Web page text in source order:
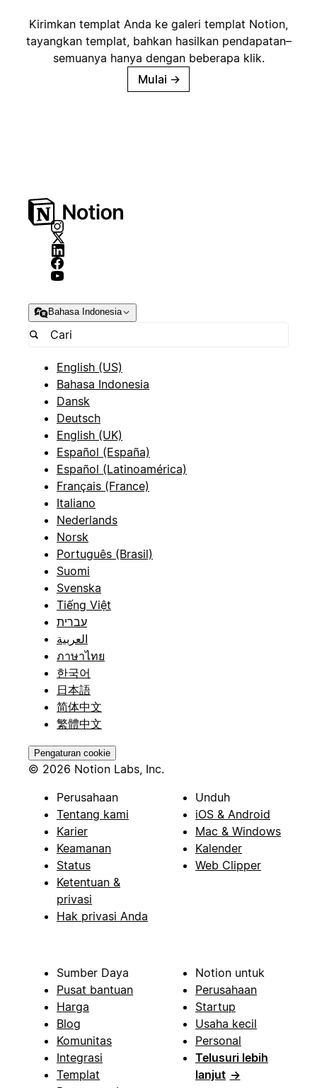
Kirimkan templat Anda ke galeri templat Notion,
tayangkan templat, bahkan hasilkan pendapatan–
semuanya hanya dengan beberapa klik.
Mulai →
Bahasa Indonesia
English (US)
Bahasa Indonesia
Dansk
Deutsch
English (UK)
Español (España)
Español (Latinoamérica)
Français (France)
Italiano
Nederlands
Norsk
Português (Brasil)
Suomi
Svenska
Tiếng Việt
עברית
العربية
ภาษาไทย
한국어
日本語
简体中文
繁體中文
Pengaturan cookie
© 2026 Notion Labs, Inc.
Perusahaan
Tentang kami
Karier
Keamanan
Status
Ketentuan &
privasi
Hak privasi Anda
Unduh
iOS & Android
Mac & Windows
Kalender
Web Clipper
Sumber Daya
Pusat bantuan
Harga
Blog
Komunitas
Integrasi
Templat
Notion untuk
Perusahaan
Startup
Usaha kecil
Personal
Telusuri lebih
lanjut →